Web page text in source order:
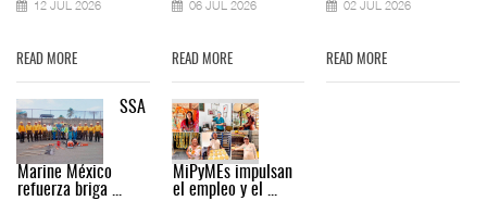
12 JUL 2026
READ MORE
SSA
Marine México
refuerza briga ...
06 JUL 2026
READ MORE
MiPyMEs impulsan
el empleo y el ...
02 JUL 2026
READ MORE